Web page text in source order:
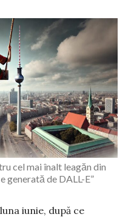
cel mai înalt leagăn din
generată de DALL-E”
iunie, după ce